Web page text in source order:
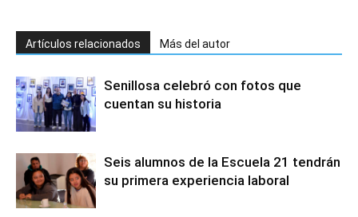
Artículos relacionados Más del autor
Senillosa celebró con fotos que
cuentan su historia
Seis alumnos de la Escuela 21 tendrán
su primera experiencia laboral